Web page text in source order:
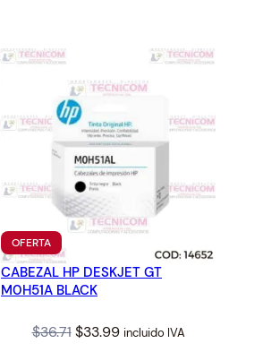
OFERTAPRODUCTO
EN
OFERTA
CABEZAL HP DESKJET GT
M0H51A BLACK
$36.71 Original
$33.99Current
incluido IVA